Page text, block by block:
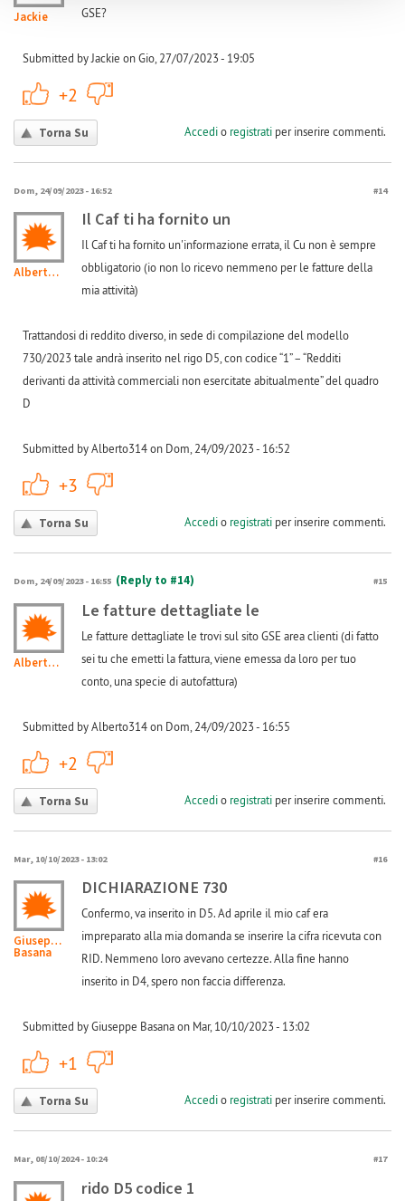
Jackie
GSE?
Submitted by Jackie on Gio, 27/07/2023 - 19:05
+2
Torna Su Accedio registratiper inserire commenti.
Dom, 24/09/2023 - 16:52 #14
Alberto314
Il Caf ti ha fornito un
Il Caf ti ha fornito un'informazione errata, il Cu non è sempre
obbligatorio (io non lo ricevo nemmeno per le fatture della
mia attività)
Trattandosi di reddito diverso, in sede di compilazione del modello
730/2023 tale andrà inserito nel rigo D5, con codice “1” – “Redditi
derivanti da attività commerciali non esercitate abitualmente” del quadro
D
Submitted by Alberto314 on Dom, 24/09/2023 - 16:52
+3
Torna Su Accedio registratiper inserire commenti.
Dom, 24/09/2023 - 16:55 (Reply to #14) #15
Alberto314
Le fatture dettagliate le
Le fatture dettagliate le trovi sul sito GSE area clienti (di fatto
sei tu che emetti la fattura, viene emessa da loro per tuo
conto, una specie di autofattura)
Submitted by Alberto314 on Dom, 24/09/2023 - 16:55
+2
Torna Su Accedio registratiper inserire commenti.
Mar, 10/10/2023 - 13:02 #16
Giuseppe
Basana
DICHIARAZIONE 730
Confermo, va inserito in D5. Ad aprile il mio caf era
impreparato alla mia domanda se inserire la cifra ricevuta con
RID. Nemmeno loro avevano certezze. Alla fine hanno
inserito in D4, spero non faccia differenza.
Submitted by Giuseppe Basana on Mar, 10/10/2023 - 13:02
+1
Torna Su Accedio registratiper inserire commenti.
Mar, 08/10/2024 - 10:24 #17
rido D5 codice 1